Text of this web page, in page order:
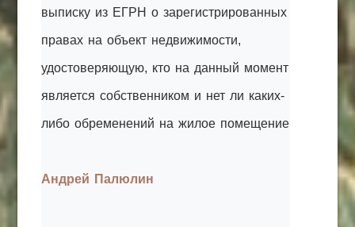
выписку из ЕГРН о зарегистрированных
правах на объект недвижимости,
удостоверяющую, кто на данный момент
является собственником и нет ли каких-
либо обременений на жилое помещение
Андрей Палюлин